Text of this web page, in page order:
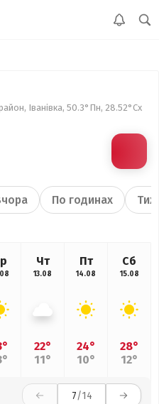
Іванівка, 50.3°Пн, 28.52°Сх
По годинах
Чт
13.08
22°
11°
Пт
14.08
24°
10°
Сб
15.08
28°
12°
7/14